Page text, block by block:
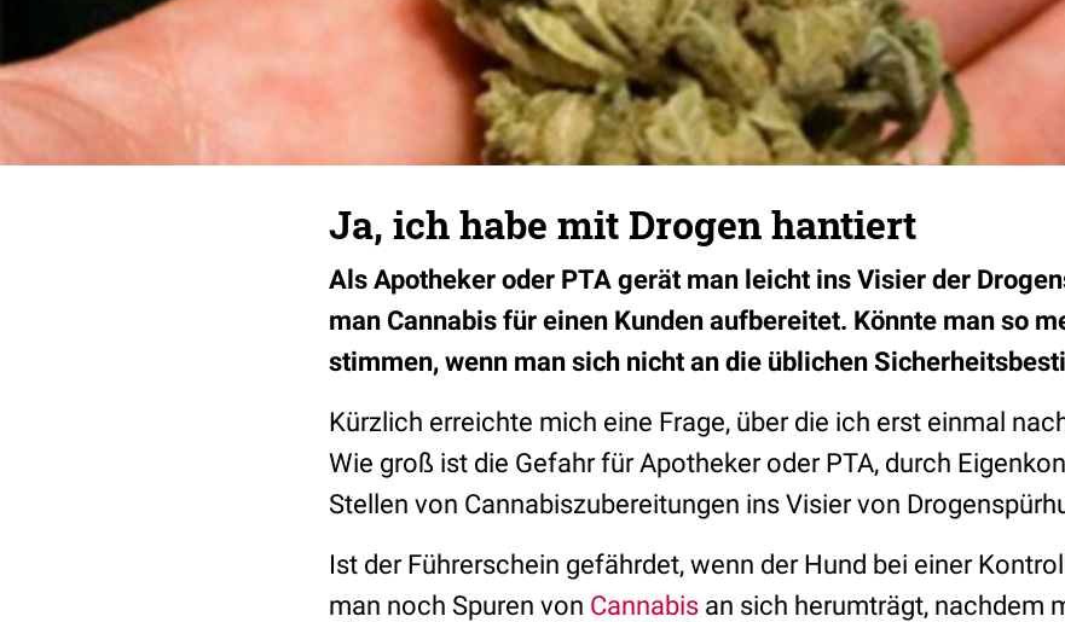
Ja, ich habe mit Drogen hantiert
Als Apotheker oder PTA gerät man leicht ins Visier der
man Cannabis für einen Kunden aufbereitet. Könnte man so
stimmen, wenn man sich nicht an die üblichen
Kürzlich erreichte mich eine Frage, über die ich erst einmal
Wie groß ist die Gefahr für Apotheker oder PTA, durch
Stellen von Cannabiszubereitungen ins Visier von
Ist der Führerschein gefährdet, wenn der Hund bei einer
man noch Spuren von Cannabis an sich herumträgt, nachdem